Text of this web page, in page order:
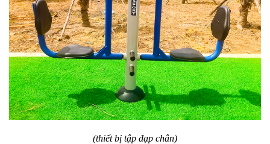
(thiết bị tập đạp chân)